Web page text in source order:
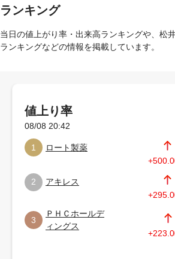
ランキング
当日の値上がり率・出来高ランキングや、松
ランキングなどの情報を掲載しています。